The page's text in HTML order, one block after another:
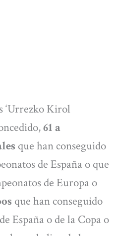
‘Urrezko Kirol
61 a
que han conseguido
de España o que
de Europa o
que han conseguido
España o de la Copa o